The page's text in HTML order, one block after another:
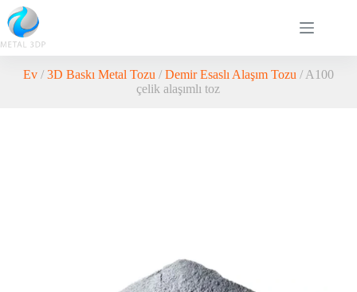
Ev/ 3D Baskı Metal Tozu / Demir Esaslı Alaşım Tozu / A100
çelik alaşımlı toz